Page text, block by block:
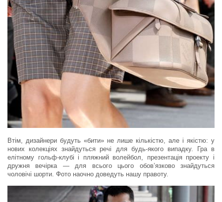
Втім, дизайнери будуть «бити» не лише кількістю, але і якістю: у
нових колекціях знайдуться речі для будь-якого випадку. Гра в
елітному гольф-клубі і пляжний волейбол, презентація проекту і
дружня вечірка — для всього цього обов’язково знайдуться
чоловічі шорти. Фото наочно доведуть нашу правоту.